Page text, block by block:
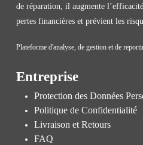
de réparation, il augmente
pertes financières et prévient les
Plateforme d'analyse, de gestion et de
Entreprise
Protection des Données
Politique de Confidentialité
Livraison et Retours
FAQ